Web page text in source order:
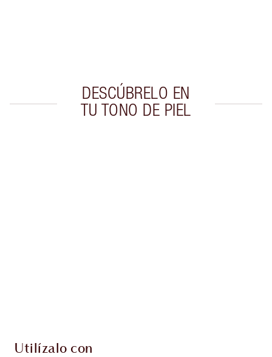
DESCÚBRELO EN
TU TONO DE PIEL
Utilízalo con